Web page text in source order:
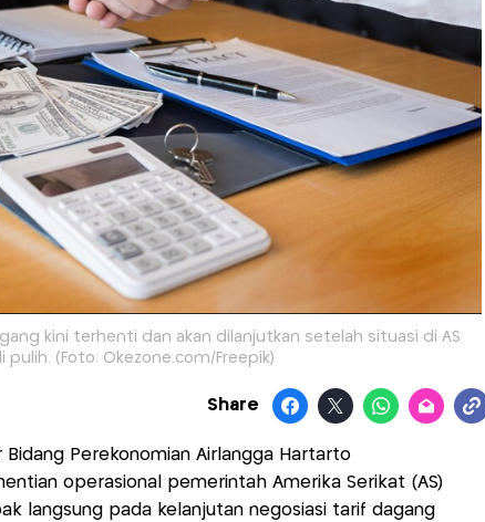
kini terhenti dan akan dilanjutkan setelah situasi di AS
pulih. (Foto: Okezone.com/Freepik)
Share
Perekonomian Airlangga Hartarto
operasional pemerintah Amerika Serikat (AS)
langsung pada kelanjutan negosiasi tarif dagang